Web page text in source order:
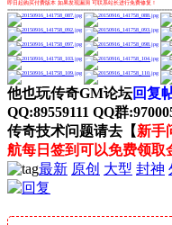
即日起购买付费版本 如果发现漏洞 可联系站长进行免费修复！
他也玩传奇GM论坛回复
QQ:89559111 QQ群
传奇技术问题请去【新手
航每日签到可以免费领取
最新 原创 大型 封神